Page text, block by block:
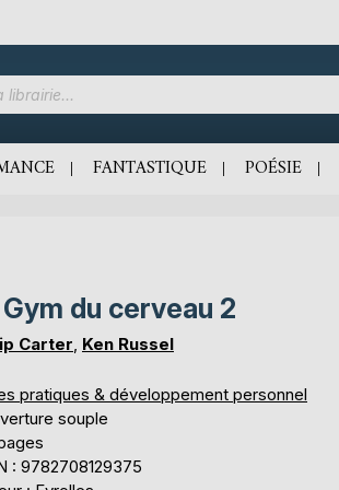
FANTASTIQUE POÉSIE
Gym du cerveau 2
Carter, Ken Russel
pratiques & développement personnel
souple
: 9782708129375